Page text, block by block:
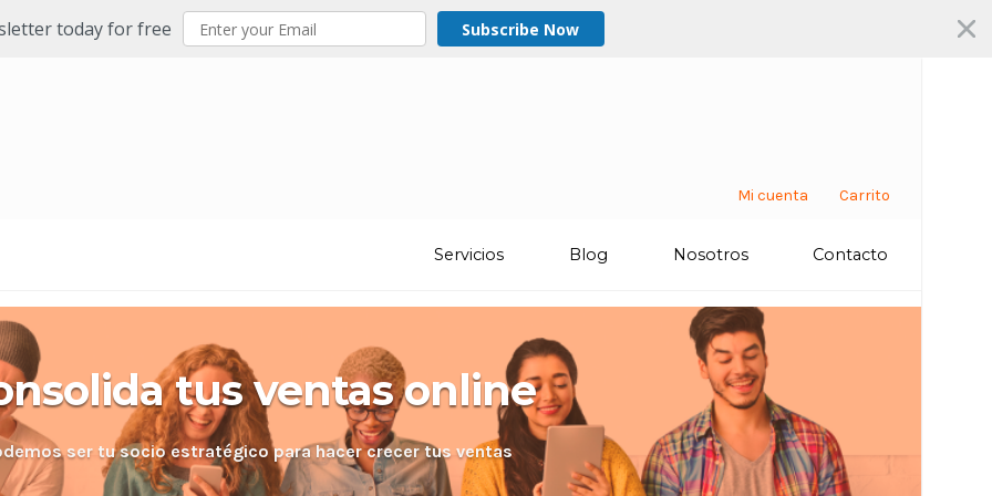
today for free
Subscribe Now
Mi cuenta Carrito
Contacto
Nosotros
Blog
Servicios
tus ventas online
ser tu socio estratégico para hacer crecer tus ventas